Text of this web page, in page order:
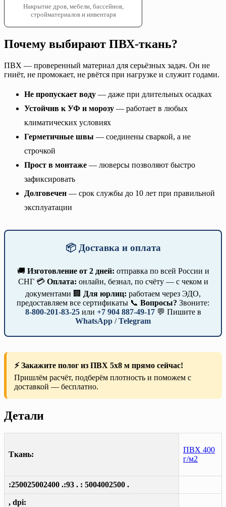
Накрытие дров, мебели, бассейнов,
стройматериалов и инвентаря
Почему выбирают ПВХ-ткань?
ПВХ — проверенный материал для серьёзных задач. Он не
гниёт, не промокает, не рвётся при нагрузке и служит годами.
Не пропускает воду — даже при длительных осадках
Устойчив к УФ и морозу — работает в любых
климатических условиях
Герметичные швы — соединены сваркой, а не
строчкой
Прост в монтаже — люверсы позволяют быстро
зафиксировать
Долговечен — срок службы до 10 лет при правильной
эксплуатации
📦 Доставка и оплата
🚚 Изготовление от 2 дней: отправка по всей России и
СНГ 💳 Оплата: онлайн, безнал, по счёту — с чеком и
документами 🏢 Для юрлиц: работаем через ЭДО,
предоставляем все сертификаты 📞 Вопросы? Звоните:
8-800-201-83-25или +7 904 887-49-17💬 Пишите в
WhatsApp /Telegram
⚡ Закажите полог из ПВХ 5х8 м прямо сейчас!
Пришлём расчёт, подберём плотность и поможем с
доставкой — бесплатно.
Детали
Ткань:
ПВХ 400
г/м2
:250025002400 .:93 . : 5004002500 .
, dpi: